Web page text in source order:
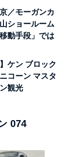
／モーガンカ
ショールーム
動手段」では
ケン ブロック
コーン マスタ
観光
074